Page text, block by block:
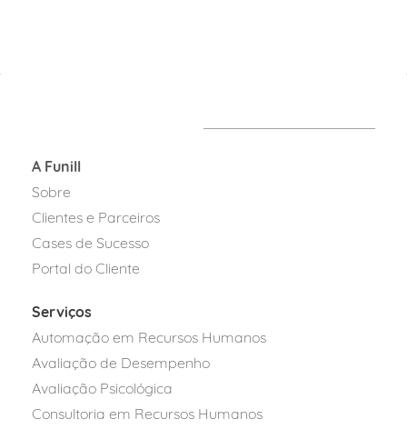
A Funill
Sobre
Clientes e Parceiros
Cases de Sucesso
Portal do Cliente
Serviços
Automação em Recursos Humanos
Avaliação de Desempenho
Avaliação Psicológica
Consultoria em Recursos Humanos